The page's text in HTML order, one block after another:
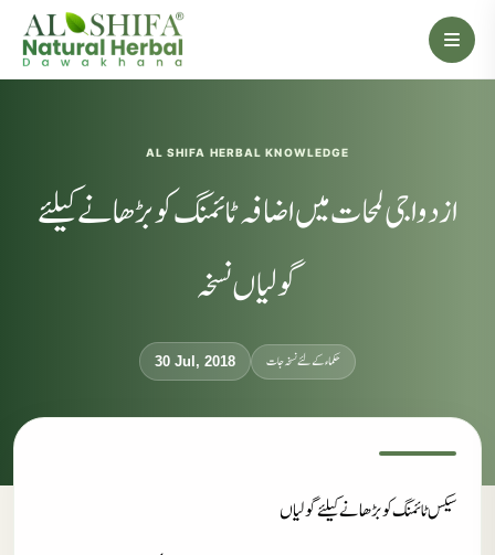
AL SHIFA HERBAL KNOWLEDGE
ازدواجی لمحات میں اضافہ ٹائمنگ کو بڑھانے کیلئے
گولیاں نسخہ
30 Jul, 2018 حکماء کےلئے نسخہ جات
سیکس ٹائمنگ کو بڑھانے کیلئے گولیاں